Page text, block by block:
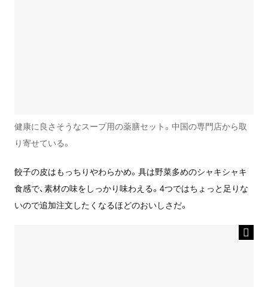
健康に良さそうなスープ用の薬膳セット。中国の専門店から取
り寄せている。
餃子の皮はもっちりやわらかめ。具は野菜多めのシャキシャキ
食感で、素材の味をしっかり味わえる。4つではちょっと足りな
いので追加注文したくなるほどのおいしさだ。